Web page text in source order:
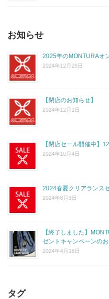
お知らせ
2025年のMONTURAオ
2024年12月29日
【閉店のお知らせ】
2024年12月1日
【閉店セール開催中】
2024年10月4日
2024春夏クリアランス
2024年8月3日
【終了しました】
ゼントキャンペーンの
2024年4月16日
タグ